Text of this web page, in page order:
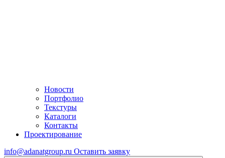
Новости
Портфолио
Текстуры
Каталоги
Контакты
Проектирование
info@adanatgroup.ru Оставить заявку